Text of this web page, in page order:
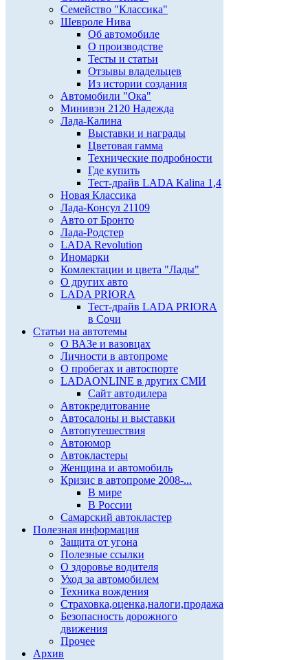
Семейство "Классика"
Шевроле Нива
Об автомобиле
О производстве
Тесты и статьи
Отзывы владельцев
Из истории создания
Автомобили "Ока"
Минивэн 2120 Надежда
Лада-Калина
Выставки и награды
Цветовая гамма
Технические подробности
Где купить
Тест-драйв LADA Kalina 1,4
Новая Классика
Лада-Консул 21109
Авто от Бронто
Лада-Родстер
LADA Revolution
Иномарки
Комлектации и цвета "Лады"
О других авто
LADA PRIORA
Тест-драйв LADA PRIORA
в Сочи
Статьи на автотемы
О ВАЗе и вазовцах
Личности в автопроме
О пробегах и автоспорте
LADAONLINE в других СМИ
Сайт автодилера
Автокредитование
Автосалоны и выставки
Автопутешествия
Автоюмор
Автокластеры
Женщина и автомобиль
Кризис в автопроме 2008-...
В мире
В России
Самарский автокластер
Полезная информация
Защита от угона
Полезные ссылки
О здоровье водителя
Уход за автомобилем
Техника вождения
Страховка,оценка,налоги,продажа
Безопасность дорожного
движения
Прочее
Архив